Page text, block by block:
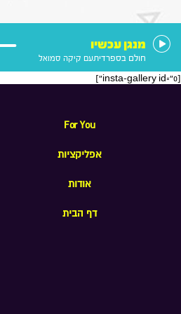
מנגן עכשיו
חולם בספרדיתעם קיקה סמואל
[insta-gallery id="0"]
For You
אפליקציות
אודות
דף הבית